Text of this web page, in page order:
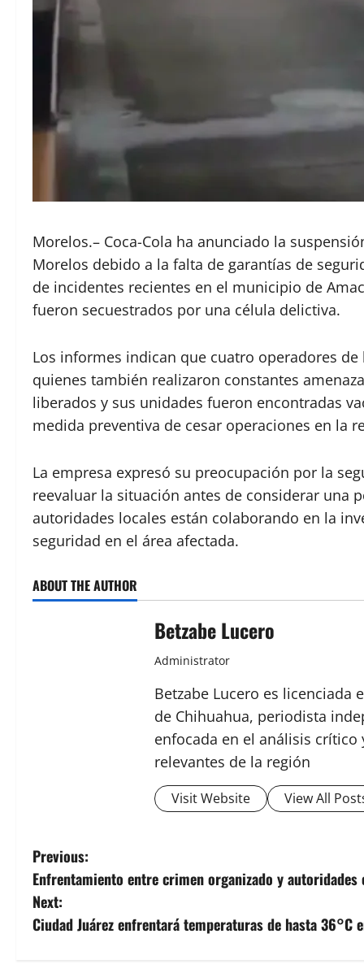
Morelos.– Coca-Cola ha anunciado la
Morelos debido a la falta de garantías de
de incidentes recientes en el municipio de
fueron secuestrados por una célula delictiva.
Los informes indican que cuatro operadores
quienes también realizaron constantes
liberados y sus unidades fueron encontradas
medida preventiva de cesar operaciones en la
La empresa expresó su preocupación por la
reevaluar la situación antes de considerar una
autoridades locales están colaborando en la
seguridad en el área afectada.
ABOUT THE AUTHOR
Betzabe Lucero
Administrator
Betzabe Lucero es licenciada
de Chihuahua, periodista
enfocada en el análisis
relevantes de la región
Visit Website View All
P
o
s
Previous:
Enfrentamiento entre crimen organizado y
Next:
Ciudad Juárez enfrentará temperaturas de hasta 36°C